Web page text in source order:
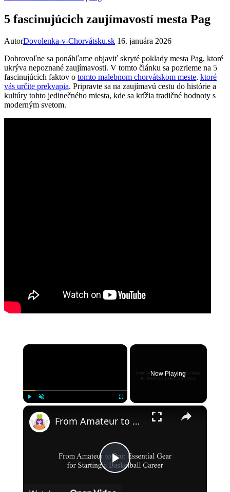
5 fascinujúcich zaujímavostí mesta Pag
AutorDovolenka-v-Chorvátsku.sk 16. januára 2026
Dobrovoľne sa ponáhľame objaviť skryté poklady mesta Pag, ktoré
ukrýva nepoznané zaujímavosti. V tomto článku sa pozrieme na 5
fascinujúcich faktov o tomto malebnom chorvátskom meste, ktoré
vás určite prekvapia. Pripravte sa na zaujímavú cestu do histórie a
kultúry tohto jedinečného miesta, kde sa krížia tradičné hodnoty s
moderným svetom.
×
Now Playing
×
Play
From Amateur to Pro: Essential Gear for Starting a Basketball Career